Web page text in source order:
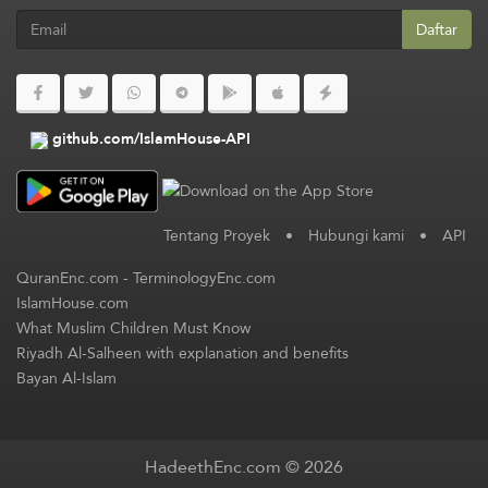
Daftar
github.com/IslamHouse-API
Tentang Proyek • Hubungi kami • API
QuranEnc.com-TerminologyEnc.com
IslamHouse.com
What Muslim Children Must Know
Riyadh Al-Salheen with explanation and benefits
Bayan Al-Islam
HadeethEnc.com © 2026